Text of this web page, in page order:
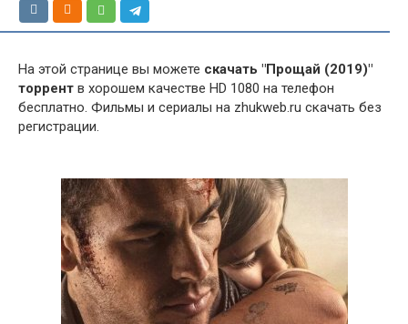
На этой странице вы можете скачать "Прощай (2019)"
торрент в хорошем качестве HD 1080 на телефон
бесплатно. Фильмы и сериалы на zhukweb.ru скачать без
регистрации.